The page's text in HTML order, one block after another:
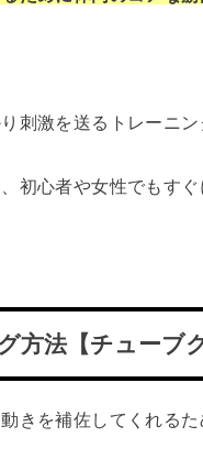
刺激を送るトレーニ
初心者や女性でもす
方法【チューブ
きを補佐してくれる